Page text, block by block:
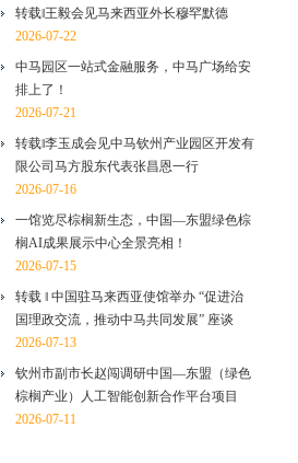
转载‖王毅会见马来西亚外长穆罕默德
2026-07-22
中马园区一站式金融服务，中马广场给安
排上了！
2026-07-21
转载‖李玉成会见中马钦州产业园区开发有
限公司马方股东代表张昌恩一行
2026-07-16
一馆览尽棕榈新生态，中国—东盟绿色棕
榈AI成果展示中心全景亮相！
2026-07-15
转载 ‖ 中国驻马来西亚使馆举办 “促进治
国理政交流，推动中马共同发展” 座谈
2026-07-13
钦州市副市长赵闯调研中国—东盟（绿色
棕榈产业）人工智能创新合作平台项目
2026-07-11